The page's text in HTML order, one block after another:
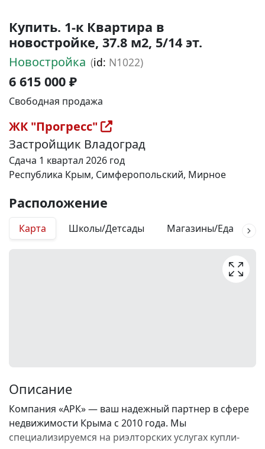
Купить. 1-к Квартира в
новостройке, 37.8 м2, 5/14 эт.
Новостройка (id: N1022)
6 615 000 ₽
Свободная продажа
ЖК "Прогресс"
Застройщик Владоград
Сдача 1 квартал 2026 год
Республика Крым, Симферопольский, Мирное
Расположение
Карта Школы/Детсады Магазины/Еда
Описание
Компания «АРК» — ваш надежный партнер в сфере
недвижимости Крыма с 2010 года. Мы
специализируемся на риэлторских услугах купли-